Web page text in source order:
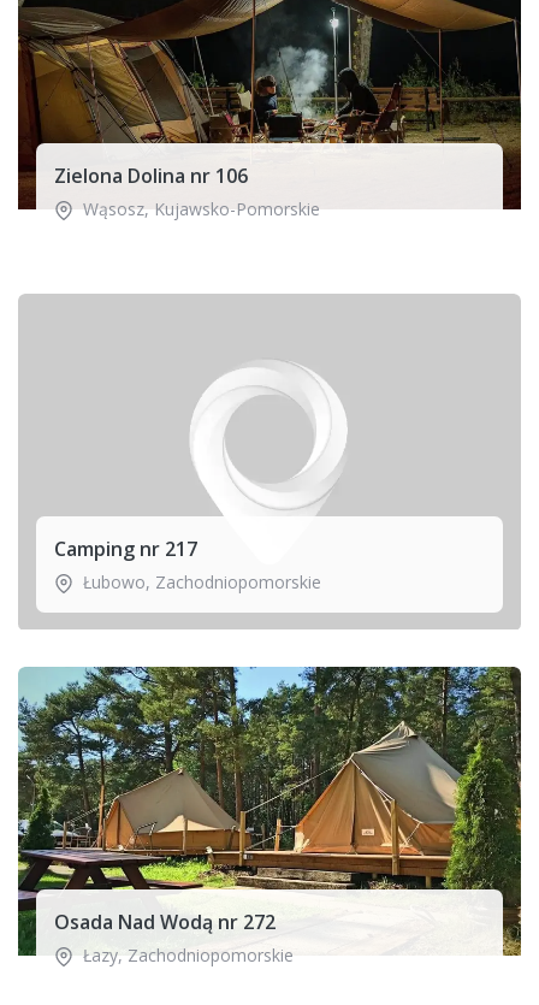
Zielona Dolina nr 106
Wąsosz,Kujawsko-Pomorskie
Camping nr 217
Łubowo, Zachodniopomorskie
Osada Nad Wodą nr 272
Łazy,Zachodniopomorskie